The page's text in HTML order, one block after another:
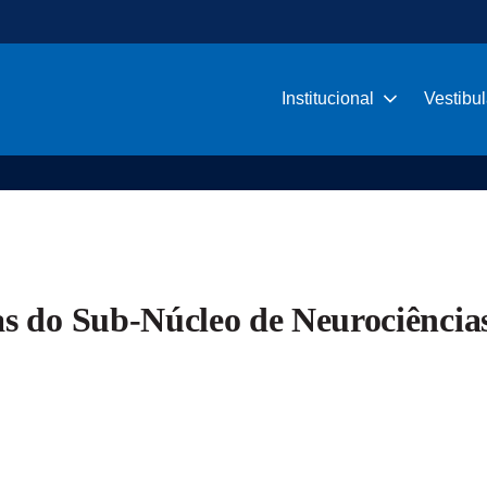
Institucional
do Sub-Núcleo de